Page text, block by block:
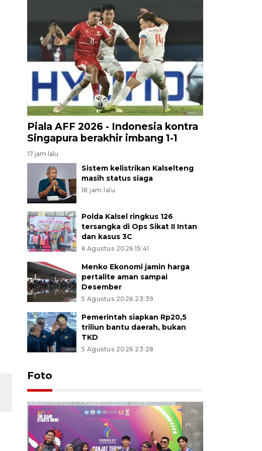
Piala AFF 2026 - Indonesia kontra
Singapura berakhir imbang 1-1
17 jam lalu
Sistem kelistrikan Kalselteng
masih status siaga
18 jam lalu
Polda Kalsel ringkus 126
tersangka di Ops Sikat II Intan
dan kasus 3C
6 Agustus 2026 15:41
Menko Ekonomi jamin harga
pertalite aman sampai
Desember
5 Agustus 2026 23:39
Pemerintah siapkan Rp20,5
triliun bantu daerah, bukan
TKD
5 Agustus 2026 23:28
Foto